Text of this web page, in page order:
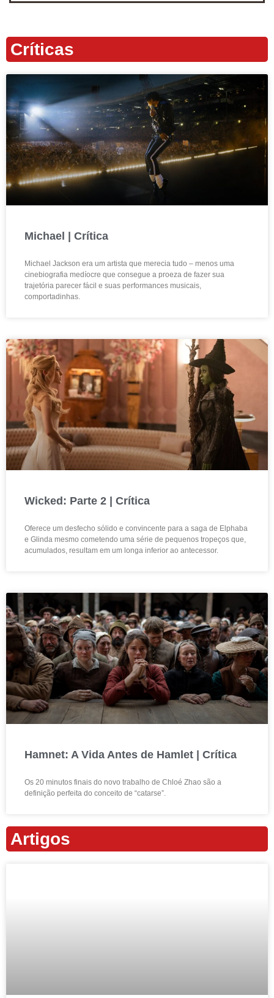
Críticas
Michael | Crítica
Michael Jackson era um artista que merecia tudo – menos uma
cinebiografia medíocre que consegue a proeza de fazer sua
trajetória parecer fácil e suas performances musicais,
comportadinhas.
Wicked: Parte 2 | Crítica
Oferece um desfecho sólido e convincente para a saga de Elphaba
e Glinda mesmo cometendo uma série de pequenos tropeços que,
acumulados, resultam em um longa inferior ao antecessor.
Hamnet: A Vida Antes de Hamlet | Crítica
Os 20 minutos finais do novo trabalho de Chloé Zhao são a
definição perfeita do conceito de “catarse”.
Artigos